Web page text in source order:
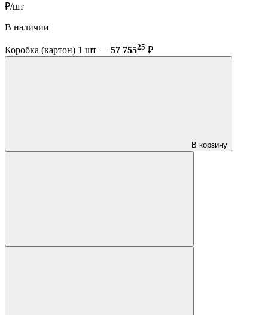
₽/шт
В наличии
Коробка (картон) 1 шт — 57 75525 ₽
В корзину